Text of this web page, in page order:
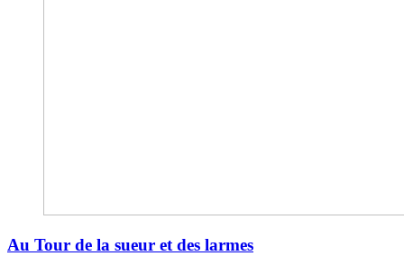
Au Tour de la sueur et des larmes